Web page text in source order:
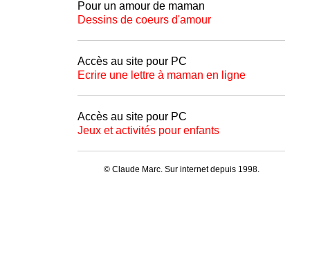
Pour un amour de maman
Dessins de coeurs d'amour
Accès au site pour PC
Ecrire une lettre à maman en ligne
Accès au site pour PC
Jeux et activités pour enfants
© Claude Marc. Sur internet depuis 1998.